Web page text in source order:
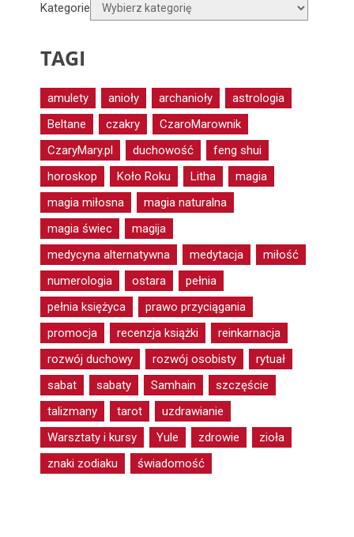
Kategorie
TAGI
amulety anioły archanioły
astrologia
Beltane
czakry
CzaroMarownik
CzaryMary.pl
duchowość
feng shui
horoskop
Koło Roku Litha
magia
magia miłosna
magia naturalna
magia świec
magija
medycyna alternatywna
medytacja
miłość
numerologia
ostara
pełnia
pełnia księżyca
prawo przyciągania
promocja
recenzja książki
reinkarnacja
rozwój duchowy
rozwój osobisty
rytuał
sabat
sabaty Samhain
szczęście
talizmany
tarot
uzdrawianie
Warsztaty i kursy
Yule zdrowie
zioła
znaki zodiaku
świadomość